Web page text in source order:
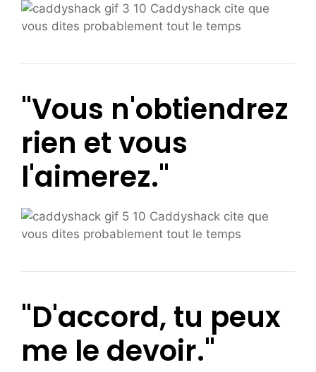
"Vous n'obtiendrez
rien et vous
l'aimerez."
"D'accord, tu peux
me le devoir."